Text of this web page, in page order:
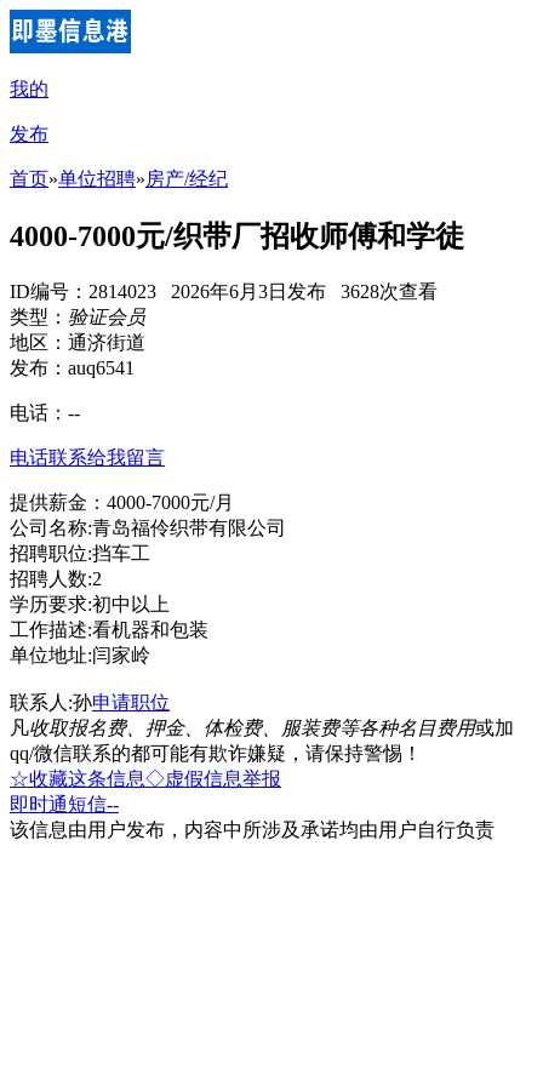
我的
发布
首页»单位招聘»房产/经纪
4000-7000元/织带厂招收师傅和学徒
ID编号：2814023 2026年6月3日发布 3628次查看
类型： 验证会员
地区：通济街道
发布：auq6541
电话： --
电话联系给我留言
提供薪金：4000-7000元/月
公司名称:青岛福伶织带有限公司
招聘职位:挡车工
招聘人数:2
学历要求:初中以上
工作描述:看机器和包装
单位地址:闫家岭
联系人:孙申请职位
凡收取报名费、押金、体检费、服装费等各种名目费用或加
qq/微信联系的都可能有欺诈嫌疑，请保持警惕！
☆收藏这条信息◇虚假信息举报
即时通短信--
该信息由用户发布，内容中所涉及承诺均由用户自行负责